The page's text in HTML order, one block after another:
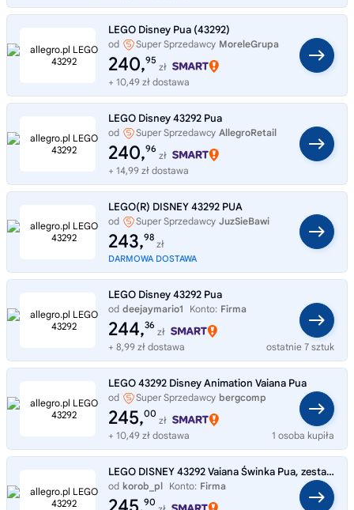
LEGO Disney Pua (43292)
od Super Sprzedawcy MoreleGrupa
240,95
zł
+ 10,49 zł dostawa
LEGO Disney 43292 Pua
od Super Sprzedawcy AllegroRetail
240,96
zł
+ 14,99 zł dostawa
LEGO(R) DISNEY 43292 PUA
od Super Sprzedawcy JuzSieBawi
243,98
zł
DARMOWA DOSTAWA
LEGO Disney 43292 Pua
od deejaymario1 Konto: Firma
244,36
zł
+ 8,99 zł dostawa
ostatnie 7 sztuk
LEGO 43292 Disney Animation Vaiana Pua
od Super Sprzedawcy bergcomp
245,00
zł
+ 10,49 zł dostawa
1 osoba kupiła
LEGO DISNEY 43292 Vaiana Świnka Pua, zestaw klocków dla dzieci +9 lat
od korob_pl Konto: Firma
90